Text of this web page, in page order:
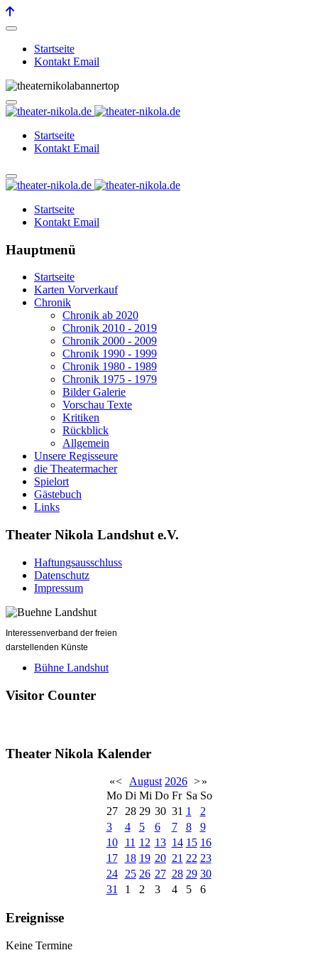
Startseite
Kontakt Email
Startseite
Kontakt Email
Startseite
Kontakt Email
Hauptmenü
Startseite
Karten Vorverkauf
Chronik
Chronik ab 2020
Chronik 2010 - 2019
Chronik 2000 - 2009
Chronik 1990 - 1999
Chronik 1980 - 1989
Chronik 1975 - 1979
Bilder Galerie
Vorschau Texte
Kritiken
Rückblick
Allgemein
Unsere Regisseure
die Theatermacher
Spielort
Gästebuch
Links
Theater Nikola Landshut e.V.
Haftungsausschluss
Datenschutz
Impressum
Interessenverband der freien
darstellenden Künste
Bühne Landshut
Visitor Counter
Theater Nikola Kalender
«< August 2026 >»
Mo Di Mi Do Fr Sa So
27
28 29 30 31 1
2
3
4 5 6 7 8
9
10
11 12 13 14 15 16
17
18 19 20 21 22 23
24
25 26 27 28 29 30
31
1 2 3 4 5 6
Ereignisse
Keine Termine